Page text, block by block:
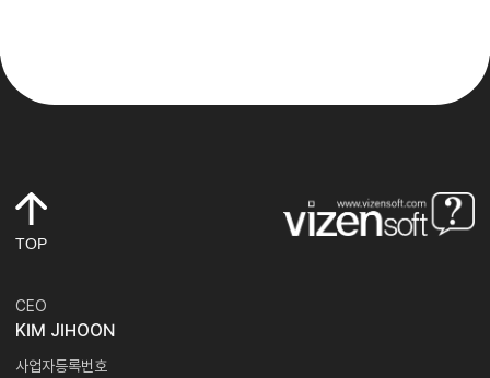
TOP
CEO
KIM JIHOON
사업자등록번호